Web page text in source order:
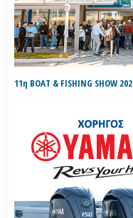
11η BOAT & FISHING SHOW